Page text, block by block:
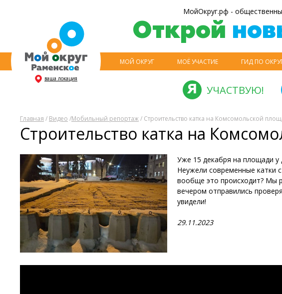
ваша локация
МойОкруг.рф -
Открой
МОЙ ОКРУГ МОЁ УЧАСТИЕ ГИД ПО
УЧАСТВУЮ!
Главная / Видео /Мобильный репортаж/ Строительство катка на Комсомольской
Строительство катка на
Уже 15 декабря на площади у
Неужели современные катки
вообще это происходит? Мы
вечером отправились
увидели!
29.11.2023